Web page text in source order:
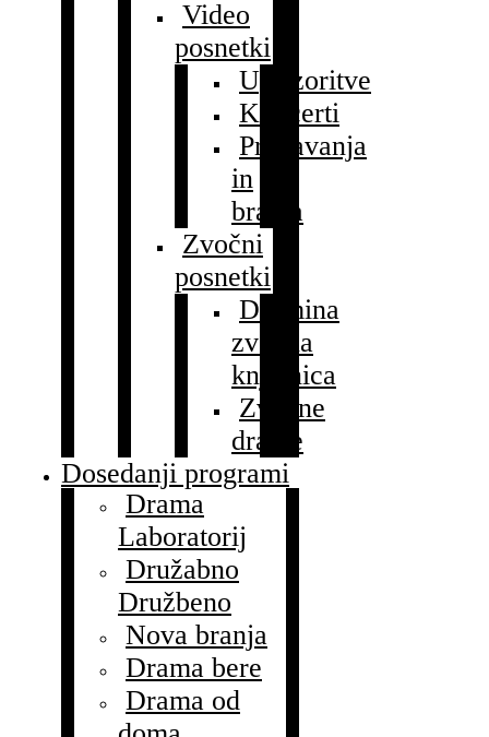
Video
posnetki
Uprizoritve
Koncerti
Predavanja
in
branja
Zvočni
posnetki
Dramina
zvočna
knjižnica
Zvočne
drame
Dosedanji programi
Drama
Laboratorij
Družabno
Družbeno
Nova branja
Drama bere
Drama od